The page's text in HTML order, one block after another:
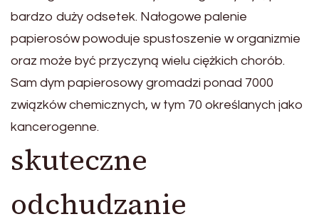
bardzo duży odsetek. Nałogowe palenie
papierosów powoduje spustoszenie w organizmie
oraz może być przyczyną wielu ciężkich chorób.
Sam dym papierosowy gromadzi ponad 7000
związków chemicznych, w tym 70 określanych jako
kancerogenne.
skuteczne
odchudzanie